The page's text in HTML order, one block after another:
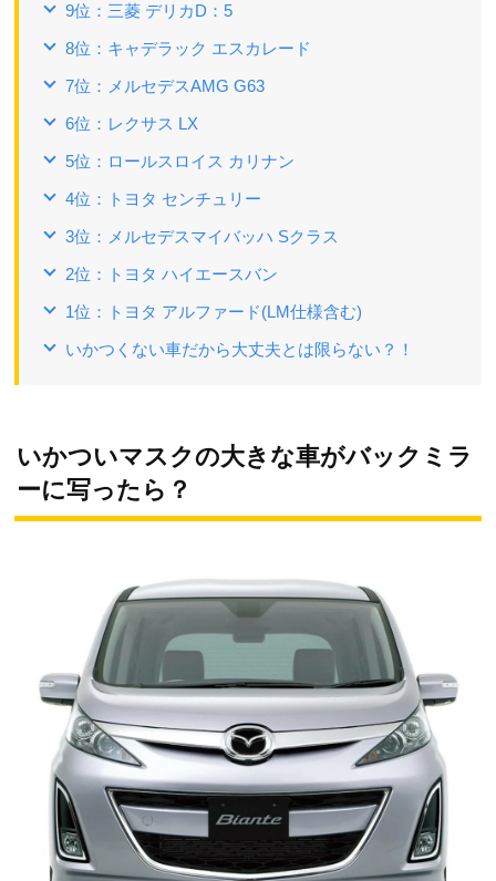
9位：三菱 デリカD：5
8位：キャデラック エスカレード
7位：メルセデスAMG G63
6位：レクサス LX
5位：ロールスロイス カリナン
4位：トヨタ センチュリー
3位：メルセデスマイバッハ Sクラス
2位：トヨタ ハイエースバン
1位：トヨタ アルファード(LM仕様含む)
いかつくない車だから大丈夫とは限らない？！
いかついマスクの大きな車がバックミラ
ーに写ったら？